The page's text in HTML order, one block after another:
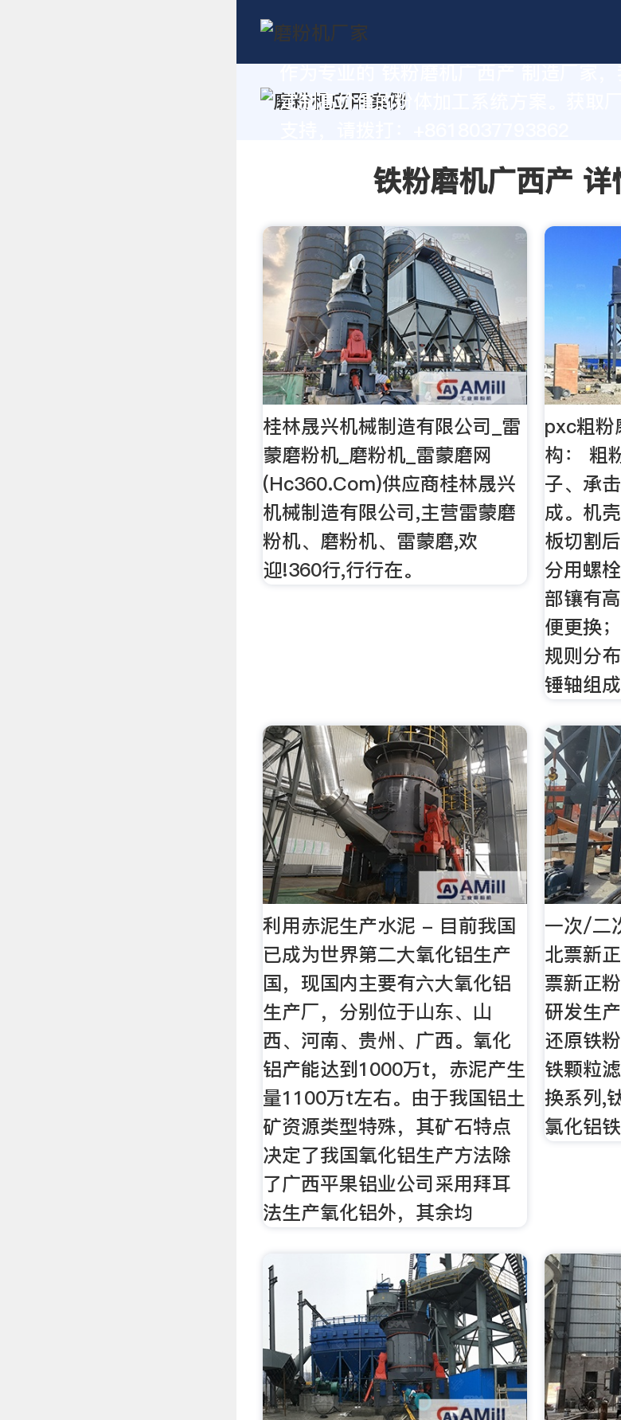
定制高价值的粉体加工系统方案。获取
铁粉磨机广西产 详
桂林晟兴机械制造有限公司_雷
蒙磨粉机_磨粉机_雷蒙磨网
(Hc360.Com)供应商桂林晟兴
机械制造有限公司,主营雷蒙磨
粉机、磨粉机、雷蒙磨,欢
迎!360行,行行在。
pxc粗
构： 粗
子、承
成。机
板切割
分用螺
部镶有
便更换
规则分
锤轴组成
利用赤泥生产水泥 - 目前我国
已成为世界第二大氧化铝生产
国，现国内主要有六大氧化铝
生产厂，分别位于山东、山
西、河南、贵州、广西。氧化
铝产能达到1000万t，赤泥产生
量1100万t左右。由于我国铝土
矿资源类型特殊，其矿石特点
决定了我国氧化铝生产方法除
了广西平果铝业公司采用拜耳
法生产氧化铝外，其余均
一次/二
北票新
票新正
研发生
还原铁
铁颗粒
换系列,
氯化铝